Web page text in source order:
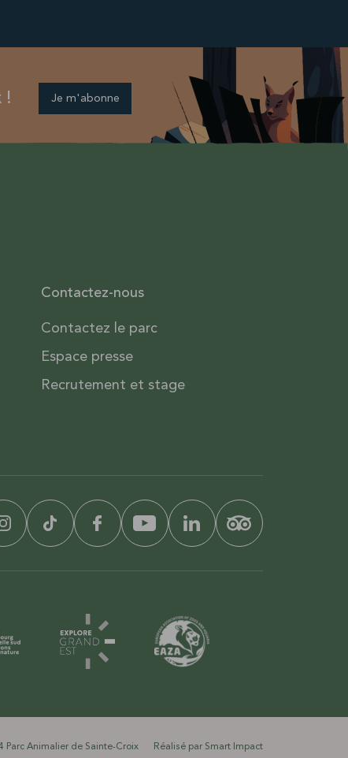
! Je m'abonne
Contactez-nous
Contactez le parc
Espace presse
Recrutement et stage
Parc Animalier de Sainte-Croix Réalisé par Smart Impact